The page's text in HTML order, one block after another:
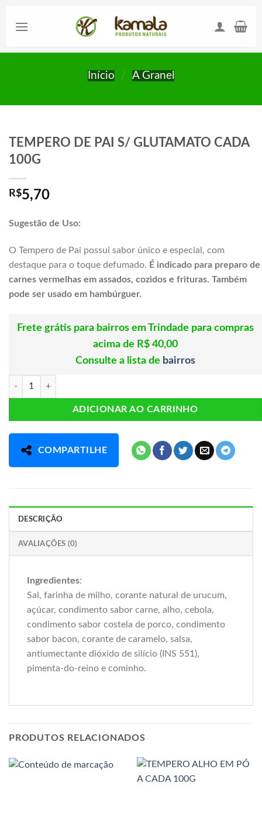
Início / A Granel
TEMPERO DE PAI S/ GLUTAMATO CADA
100G
R$5,70
Sugestão de Uso:
O Tempero de Pai possui sabor único e especial, com
destaque para o toque defumado. É indicado para preparo de
carnes vermelhas em assados, cozidos e frituras. Também
pode ser usado em hambúrguer.
Frete grátis para bairros em Trindade para compras
acima de R$ 40,00
Consulte a lista de bairros
TEMPERO DE PAI S/ GLUTAMATO CADA 100G quantidade
ADICIONAR AO CARRINHO
COMPARTILHE
DESCRIÇÃO
AVALIAÇÕES (0)
Ingredientes:
Sal, farinha de milho, corante natural de urucum,
açúcar, condimento sabor carne, alho, cebola,
condimento sabor costela de porco, condimento
sabor bacon, corante de caramelo, salsa,
antiumectante dióxido de silício (INS 551),
pimenta-do-reino e cominho.
PRODUTOS RELACIONADOS